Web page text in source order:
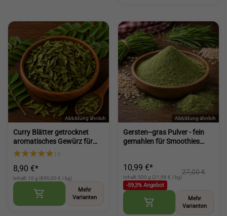
Curry Blätter getrocknet
aromatisches Gewürz für
Küche Currys Suppen und
(Dried Curry Leaves)
8,90 €*
Inhalt: 10 g (890,00 € / kg)
Mehr
Varianten
Gersten--gras Pulver - fein
gemahlen für Smoothies
10,99 €*
Inhalt: 500 g (21,98 € / kg)
27,00 €
-59,3% Angebot
Mehr
Varianten